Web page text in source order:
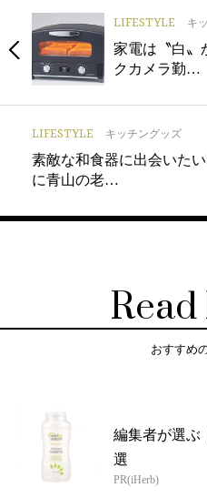
LIFESTYLE キ
家電は〝白〟
クカメラ勤…
LIFESTYLE キッチングッズ
素敵な和食器に出会いた
に青山の老…
おすすめ
編集者が選ぶ
選
PR(iHerb)